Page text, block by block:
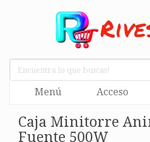
Menú Acceso
Caja Minitorre
Fuente 500W